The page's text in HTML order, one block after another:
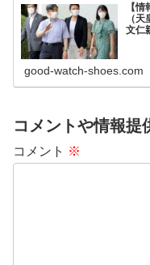
【
（
文仁
good-watch-shoes.com
コメントや情報提
コメント ※